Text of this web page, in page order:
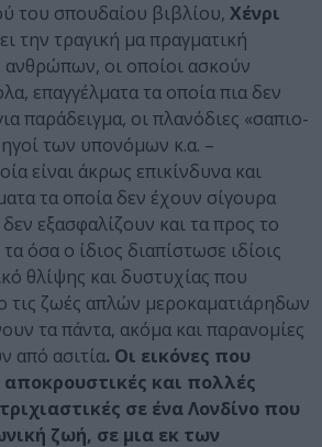
του σπουδαίου βιβλίου, Χένρι
την τραγική μα πραγματική
οι οποίοι ασκούν
επαγγέλματα τα οποία πια δεν
παράδειγμα, οι πλανόδιες «σαπιο-
των υπονόμων κ.α. –
είναι άκρως επικίνδυνα και
τα οποία δεν έχουν σίγουρα
εξασφαλίζουν και τα προς το
όσα ο ίδιος διαπίστωσε ιδίοις
θλίψης και δυστυχίας που
τις ζωές απλών μεροκαματιάρηδων
τα πάντα, ακόμα και παρανομίες
από ασιτία. Οι εικόνες που
αποκρουστικές και πολλές
σε ένα Λονδίνο που
ζωή, σε μια εκ των